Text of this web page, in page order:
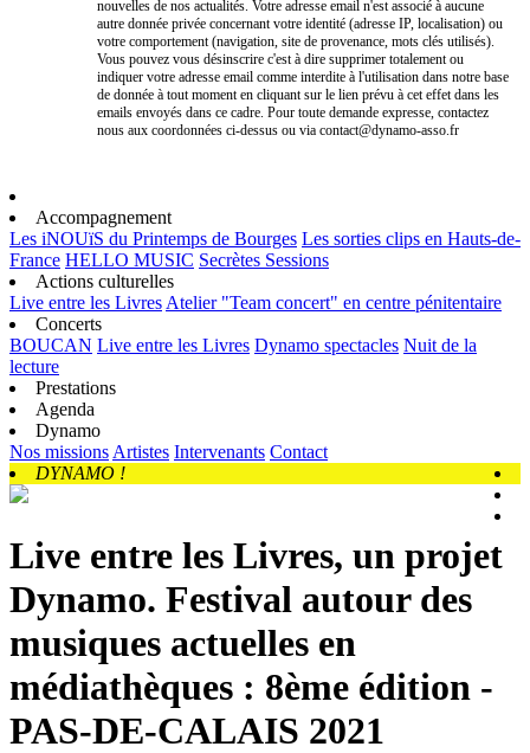
nouvelles de nos actualités. Votre adresse email n'est associé à aucune
autre donnée privée concernant votre identité (adresse IP, localisation) ou
votre comportement (navigation, site de provenance, mots clés utilisés).
Vous pouvez vous désinscrire c'est à dire supprimer totalement ou
indiquer votre adresse email comme interdite à l'utilisation dans notre base
de donnée à tout moment en cliquant sur le lien prévu à cet effet dans les
emails envoyés dans ce cadre. Pour toute demande expresse, contactez
nous aux coordonnées ci-dessus ou via contact@dynamo-asso.fr
Accompagnement
Les iNOUïS du Printemps de Bourges Les sorties clips en Hauts-de-
France HELLO MUSIC Secrètes Sessions
Actions culturelles
Live entre les Livres Atelier "Team concert" en centre pénitentaire
Concerts
BOUCAN Live entre les Livres Dynamo spectacles Nuit de la
lecture
Prestations
Agenda
Dynamo
Nos missions Artistes Intervenants Contact
DYNAMO !
Live entre les Livres, un projet
Dynamo. Festival autour des
musiques actuelles en
médiathèques : 8ème édition -
PAS-DE-CALAIS 2021